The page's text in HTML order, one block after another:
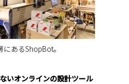
にあるShopBot。
いオンラインの設計ツール